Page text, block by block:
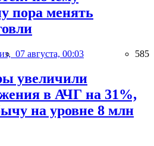
пора менять
07 августа, 00:03 585
увеличили
в АЧГ на 31%,
на уровне 8 млн